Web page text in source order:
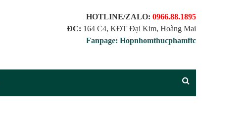
HOTLINE/ZALO: 0966.88.1895
ĐC: 164 C4, KĐT Đại Kim, Hoàng Mai
Fanpage: Hopnhomthucphamftc